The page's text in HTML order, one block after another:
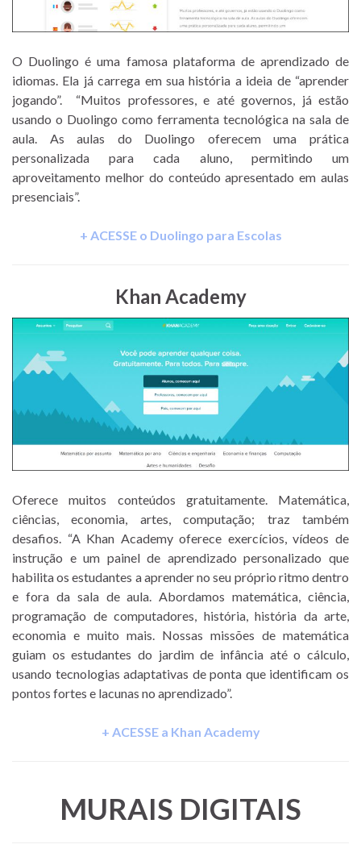
O Duolingo é uma famosa plataforma de aprendizado de
idiomas. Ela já carrega em sua história a ideia de “aprender
jogando”. “Muitos professores, e até governos, já estão
usando o Duolingo como ferramenta tecnológica na sala de
aula. As aulas do Duolingo oferecem uma prática
personalizada para cada aluno, permitindo um
aproveitamento melhor do conteúdo apresentado em aulas
presenciais”.
+ ACESSE o Duolingo para Escolas
Khan Academy
Oferece muitos conteúdos gratuitamente. Matemática,
ciências, economia, artes, computação; traz também
desafios. “A Khan Academy oferece exercícios, vídeos de
instrução e um painel de aprendizado personalizado que
habilita os estudantes a aprender no seu próprio ritmo dentro
e fora da sala de aula. Abordamos matemática, ciência,
programação de computadores, história, história da arte,
economia e muito mais. Nossas missões de matemática
guiam os estudantes do jardim de infância até o cálculo,
usando tecnologias adaptativas de ponta que identificam os
pontos fortes e lacunas no aprendizado”.
+ ACESSE a Khan Academy
MURAIS DIGITAIS